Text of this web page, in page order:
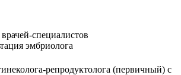
специалистов
эмбриолога
репродуктолога (первичный) с